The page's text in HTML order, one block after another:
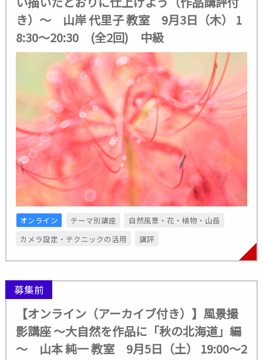
き）～ 山岸 代里子 教室 9月3日（木） 1
8:30～20:30 (全2回) 中級
オンライン テーマ別講座
自然風景・花・植物・山岳
カメラ設定・テクニックの活用
講評
募集前
【オンライン（アーカイブ付き）】風景撮
影講座 ～大自然を作品に「秋の北海道」編
～ 山本 純一 教室 9月5日（土） 19:00～2